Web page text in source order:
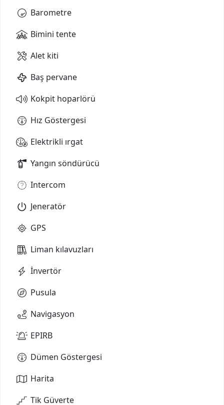
Barometre
Bimini tente
Alet kiti
Baş pervane
Kokpit hoparlörü
Hız Göstergesi
Elektrikli ırgat
Yangın söndürücü
Intercom
Jeneratör
GPS
Liman kılavuzları
İnvertör
Pusula
Navigasyon
EPIRB
Dümen Göstergesi
Harita
Tik Güverte